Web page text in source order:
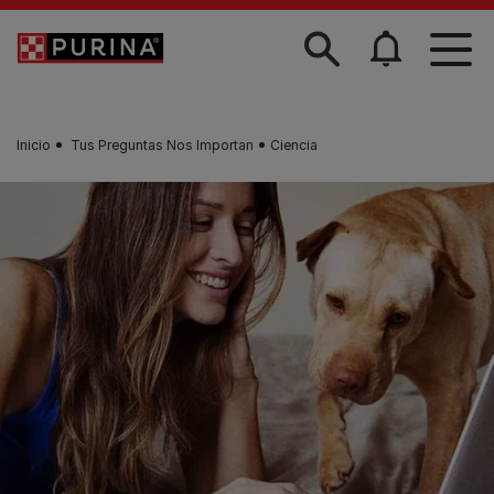
Skip to main content
Inicio Tus Preguntas Nos Importan Ciencia